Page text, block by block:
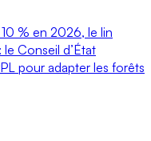
% en 2026, le lin
Conseil d’État
pour adapter les forêts